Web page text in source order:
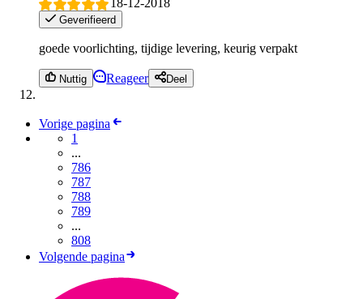
Geverifieerd
goede voorlichting, tijdige levering, keurig verpakt
Nuttig Reageer Deel
Vorige pagina
1
...
786
787
788
789
...
808
Volgende pagina